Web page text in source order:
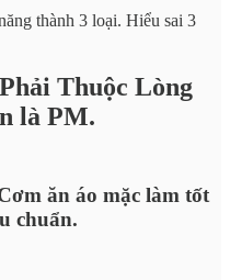
thành 3 loại. Hiểu sai 3
Thuộc Lòng
là PM.
ăn áo mặc làm tốt
chuẩn.